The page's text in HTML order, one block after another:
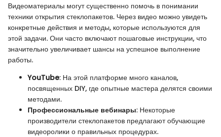
Видеоматериалы могут существенно помочь в понимании
техники открытия стеклопакетов. Через видео можно увидеть
конкретные действия и методы, которые используются для
этой задачи. Они часто включают пошаговые инструкции, что
значительно увеличивает шансы на успешное выполнение
работы.
YouTube: На этой платформе много каналов,
посвященных DIY, где опытные мастера делятся своими
методами.
Профессиональные вебинары: Некоторые
производители стеклопакетов предлагают обучающие
видеоролики о правильных процедурах.